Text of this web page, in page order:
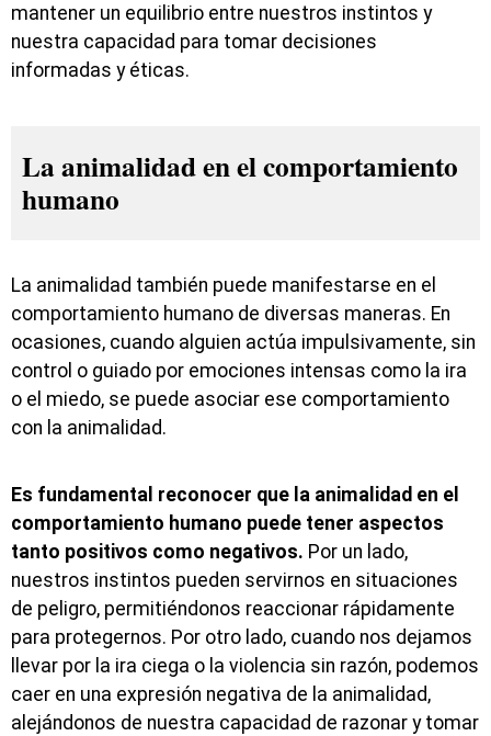
mantener un equilibrio entre nuestros instintos y
nuestra capacidad para tomar decisiones
informadas y éticas.
La animalidad en el comportamiento
humano
La animalidad también puede manifestarse en el
comportamiento humano de diversas maneras. En
ocasiones, cuando alguien actúa impulsivamente, sin
control o guiado por emociones intensas como la ira
o el miedo, se puede asociar ese comportamiento
con la animalidad.
Es fundamental reconocer que la animalidad en el
comportamiento humano puede tener aspectos
tanto positivos como negativos. Por un lado,
nuestros instintos pueden servirnos en situaciones
de peligro, permitiéndonos reaccionar rápidamente
para protegernos. Por otro lado, cuando nos dejamos
llevar por la ira ciega o la violencia sin razón, podemos
caer en una expresión negativa de la animalidad,
alejándonos de nuestra capacidad de razonar y tomar